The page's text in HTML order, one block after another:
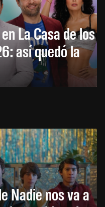
La Casa de los
así quedó la
Nadie nos va a